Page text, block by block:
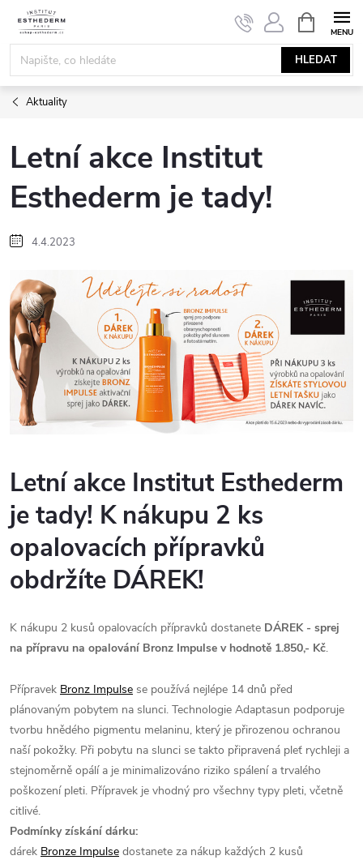
obsah
HLEDAT
NÁKUPNÍ
KOŠÍK
Aktuality
Letní akce Institut
Esthederm je tady!
4.4.2023
Letní akce Institut Esthederm
je tady! K nákupu 2 ks
opalovacích přípravků
obdržíte DÁREK!
K nákupu 2 kusů opalovacích přípravků dostanete DÁREK - sprej
na přípravu na opalování Bronz Impulse v hodnotě 1.850,- Kč.
Přípravek Bronz Impulse se používá nejlépe 14 dnů před
plánovaným pobytem na slunci. Technologie Adaptasun podporuje
tvorbu hnědého pigmentu melaninu, který je přirozenou ochranou
naší pokožky. Při pobytu na slunci se takto připravená pleť rychleji a
stejnoměrně opálí a je minimalizováno riziko spálení a trvalého
poškození pleti. Přípravek je vhodný pro všechny typy pleti, včetně
citlivé.
Podmínky získání dárku:
dárek Bronze Impulse dostanete za nákup každých 2 kusů